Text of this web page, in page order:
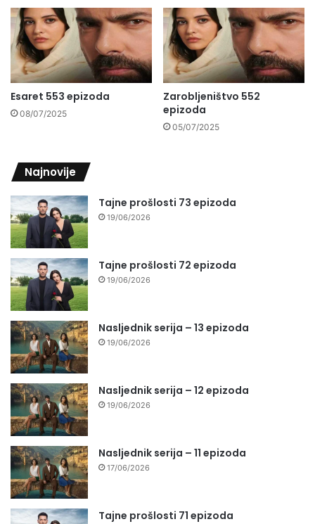
Esaret 553 epizoda
08/07/2025
Zarobljeništvo 552
epizoda
05/07/2025
Najnovije
Tajne prošlosti 73 epizoda
19/06/2026
Tajne prošlosti 72 epizoda
19/06/2026
Nasljednik serija – 13 epizoda
19/06/2026
Nasljednik serija – 12 epizoda
19/06/2026
Nasljednik serija – 11 epizoda
17/06/2026
Tajne prošlosti 71 epizoda